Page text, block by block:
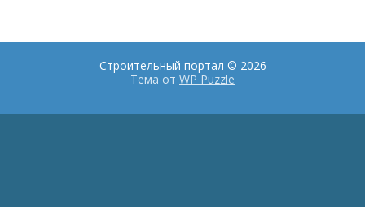
Строительный портал © 2026
Тема от WP Puzzle